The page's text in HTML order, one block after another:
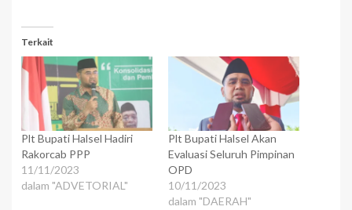
Terkait
Plt Bupati Halsel Hadiri
Rakorcab PPP
11/11/2023
dalam "ADVETORIAL"
Plt Bupati Halsel Akan
Evaluasi Seluruh Pimpinan
OPD
10/11/2023
dalam "DAERAH"